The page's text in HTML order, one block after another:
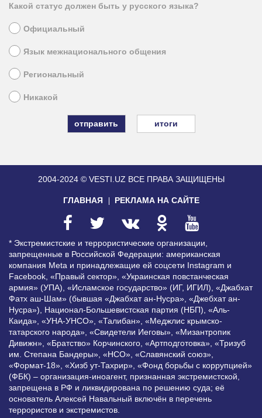
Какой статус должен быть у русского языка?
Официальный
Язык межнационального общения
Региональный
Никакой
итоги
2004-2024 © VESTI.UZ ВСЕ ПРАВА ЗАЩИЩЕНЫ
ГЛАВНАЯ РЕКЛАМА НА САЙТЕ
* Экстремистские и террористические организации,
запрещенные в Российской Федерации: американская
компания Meta и принадлежащие ей соцсети Instagram и
Facebook, «Правый сектор», «Украинская повстанческая
армия» (УПА), «Исламское государство» (ИГ, ИГИЛ), «Джабхат
Фатх аш-Шам» (бывшая «Джабхат ан-Нусра», «Джебхат ан-
Нусра»), Национал-Большевистская партия (НБП), «Аль-
Каида», «УНА-УНСО», «Талибан», «Меджлис крымско-
татарского народа», «Свидетели Иеговы», «Мизантропик
Дивижн», «Братство» Корчинского, «Артподготовка», «Тризуб
им. Степана Бандеры», «НСО», «Славянский союз»,
«Формат-18», «Хизб ут-Тахрир», «Фонд борьбы с коррупцией»
(ФБК) – организация-иноагент, признанная экстремистской,
запрещена в РФ и ликвидирована по решению суда; её
основатель Алексей Навальный включён в перечень
террористов и экстремистов.